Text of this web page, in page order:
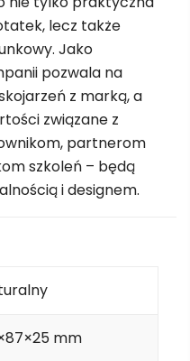
lecz także
Jako
pozwala na
z marką, a
związane z
partnerom
szkoleń – będą
i designem.
mm